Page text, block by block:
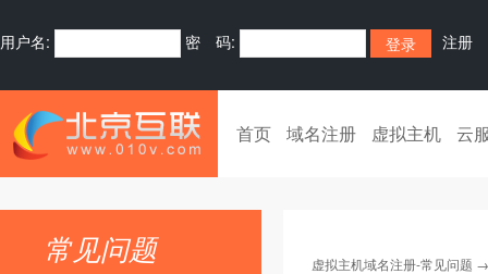
用户名: 密 码: 注册
首页 域名注册 虚拟主机 云
常见问题 虚拟主机域名注册-常见问题